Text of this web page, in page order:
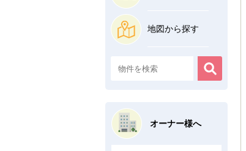
地図から探す
オーナー様へ